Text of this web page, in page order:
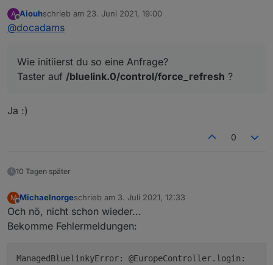
Tag mal nicht mehr drauf kam. Ich vermute wegen
zu vieler Anfragen. Sicher bin ich mir natürlich nicht
Wie initiierst du so eine Anfrage?
Taster auf
A
Offline
Aiouhschrieb am 23. Juni 2021, 19:00
zuletzt editiert von
@docadams
Wie initiierst du so eine Anfrage?
Taster auf /bluelink.0/control/force_refresh ?
Ja :)
0
10 Tagen später
M
Offline
Michaelnorgeschrieb am 3. Juli 2021, 12:33
zuletzt editiert von
Och nö, nicht schon wieder...
Bekomme Fehlermeldungen:
ManagedBluelinkyError: @EuropeController.login: